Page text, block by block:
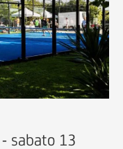
- sabato 13